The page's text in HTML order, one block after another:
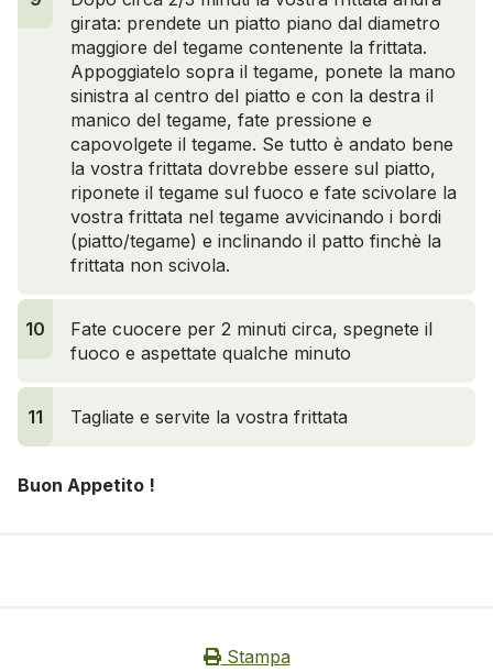
girata: prendete un piatto piano dal diametro
maggiore del tegame contenente la frittata.
Appoggiatelo sopra il tegame, ponete la mano
sinistra al centro del piatto e con la destra il
manico del tegame, fate pressione e
capovolgete il tegame. Se tutto è andato bene
la vostra frittata dovrebbe essere sul piatto,
riponete il tegame sul fuoco e fate scivolare la
vostra frittata nel tegame avvicinando i bordi
(piatto/tegame) e inclinando il patto finchè la
frittata non scivola.
10
Fate cuocere per 2 minuti circa, spegnete il
fuoco e aspettate qualche minuto
11 Tagliate e servite la vostra frittata
Buon Appetito !
Stampa